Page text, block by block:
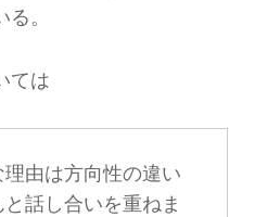
。
ては
由は方向性の違い
話し合いを重ねま